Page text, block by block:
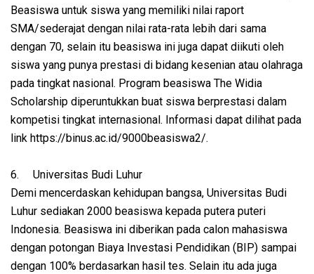
Beasiswa untuk siswa yang memiliki nilai raport
SMA/sederajat dengan nilai rata-rata lebih dari sama
dengan 70, selain itu beasiswa ini juga dapat diikuti oleh
siswa yang punya prestasi di bidang kesenian atau olahraga
pada tingkat nasional. Program beasiswa The Widia
Scholarship diperuntukkan buat siswa berprestasi dalam
kompetisi tingkat internasional. Informasi dapat dilihat pada
link https://binus.ac.id/9000beasiswa2/.
6.
Universitas Budi Luhur
Demi mencerdaskan kehidupan bangsa, Universitas Budi
Luhur sediakan 2000 beasiswa kepada putera puteri
Indonesia. Beasiswa ini diberikan pada calon mahasiswa
dengan potongan Biaya Investasi Pendidikan (BIP) sampai
dengan 100% berdasarkan hasil tes. Selain itu ada juga